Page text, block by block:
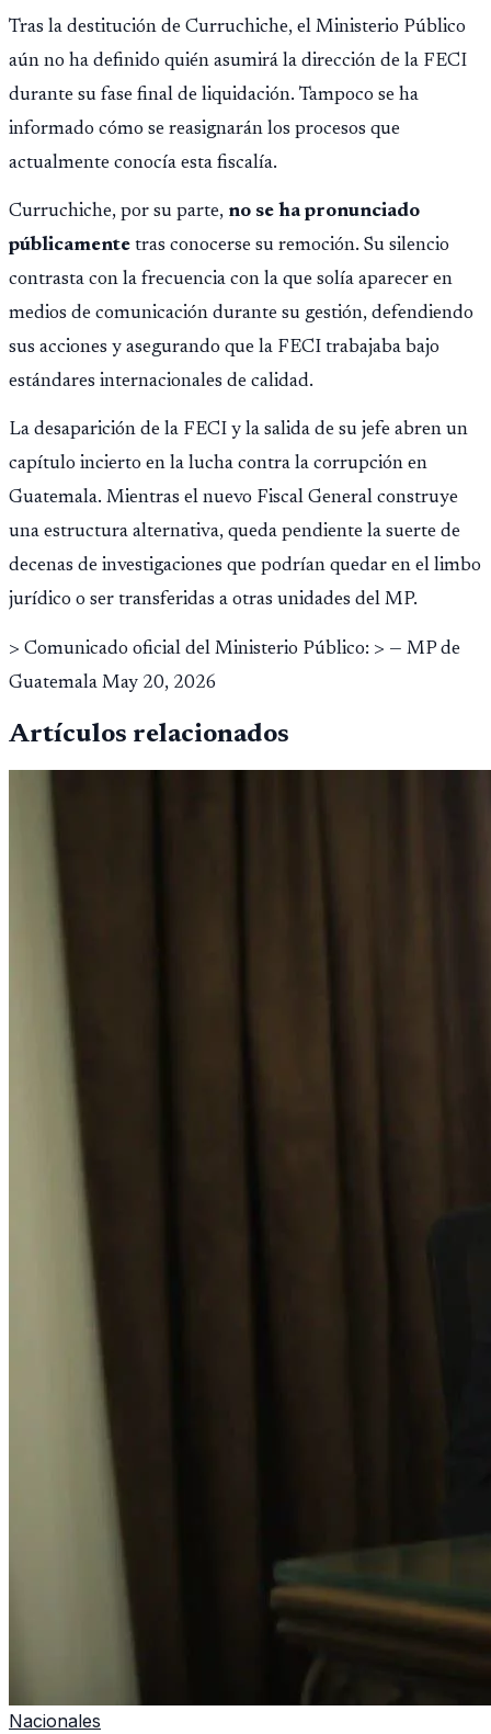
Tras la destitución de Curruchiche, el Ministerio Público
aún no ha definido quién asumirá la dirección de la FECI
durante su fase final de liquidación. Tampoco se ha
informado cómo se reasignarán los procesos que
actualmente conocía esta fiscalía.
Curruchiche, por su parte, no se ha pronunciado
públicamente tras conocerse su remoción. Su silencio
contrasta con la frecuencia con la que solía aparecer en
medios de comunicación durante su gestión, defendiendo
sus acciones y asegurando que la FECI trabajaba bajo
estándares internacionales de calidad.
La desaparición de la FECI y la salida de su jefe abren un
capítulo incierto en la lucha contra la corrupción en
Guatemala. Mientras el nuevo Fiscal General construye
una estructura alternativa, queda pendiente la suerte de
decenas de investigaciones que podrían quedar en el limbo
jurídico o ser transferidas a otras unidades del MP.
> Comunicado oficial del Ministerio Público: > — MP de
Guatemala May 20, 2026
Artículos relacionados
Nacionales